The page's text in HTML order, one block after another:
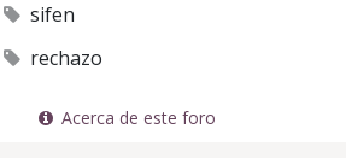
sifen
rechazo
Acerca de este foro